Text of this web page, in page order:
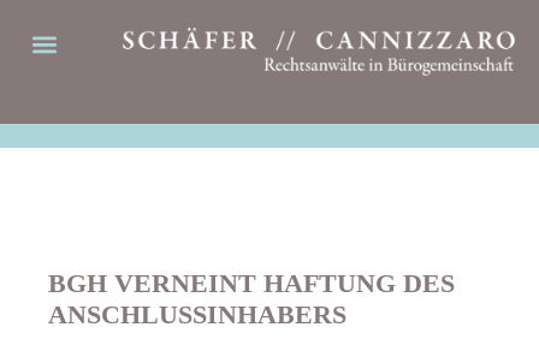
BGH VERNEINT HAFTUNG DES
ANSCHLUSSINHABERS